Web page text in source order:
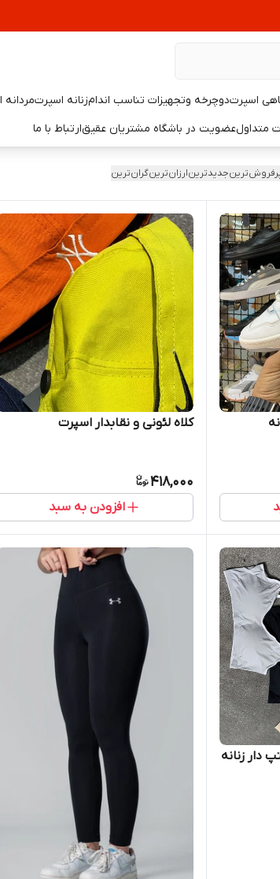
اسپرتدوچرخه وتجهیزات تناسب اندامزنانه اسپرت
متداولعضویت در باشگاه مشتریان عقیقارتباط با ما
جدیدترینارزان‌ترینگران‌ترین
کلاه لئونی و نقابدار اسپرت
418,000
افزودن به سبد
دار زنانه